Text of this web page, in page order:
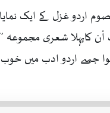
اردو غزل کے ایک
اْن کاپہلا شعری مجموعہ
جسے اردو ادب میں